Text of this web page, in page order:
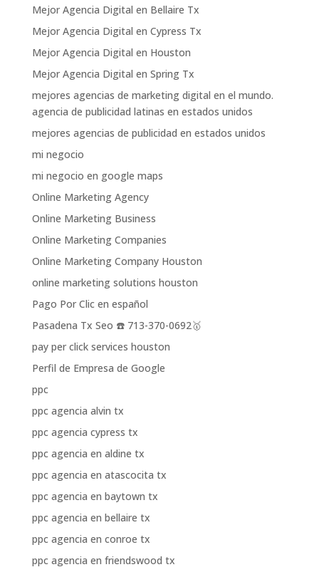
Mejor Agencia Digital en Bellaire Tx
Mejor Agencia Digital en Cypress Tx
Mejor Agencia Digital en Houston
Mejor Agencia Digital en Spring Tx
mejores agencias de marketing digital en el mundo.
agencia de publicidad latinas en estados unidos
mejores agencias de publicidad en estados unidos
mi negocio
mi negocio en google maps
Online Marketing Agency
Online Marketing Business
Online Marketing Companies
Online Marketing Company Houston
online marketing solutions houston
Pago Por Clic en español
Pasadena Tx Seo ☎️ 713-370-0692🥇
pay per click services houston
Perfil de Empresa de Google
ppc
ppc agencia alvin tx
ppc agencia cypress tx
ppc agencia en aldine tx
ppc agencia en atascocita tx
ppc agencia en baytown tx
ppc agencia en bellaire tx
ppc agencia en conroe tx
ppc agencia en friendswood tx